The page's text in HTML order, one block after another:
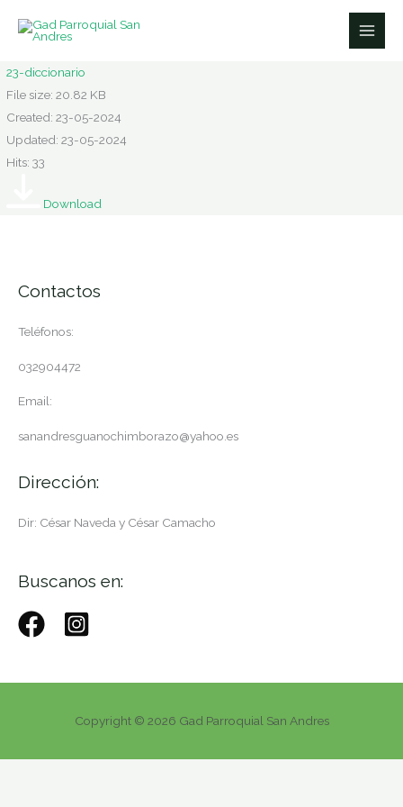
23-diccionario
File size: 20.82 KB
Created: 23-05-2024
Updated: 23-05-2024
Hits: 33
Download
Contactos
Teléfonos:
032904472
Email:
sanandresguanochimborazo@yahoo.es
Dirección:
Dir: César Naveda y César Camacho
Buscanos en:
Copyright © 2026 Gad Parroquial San Andres